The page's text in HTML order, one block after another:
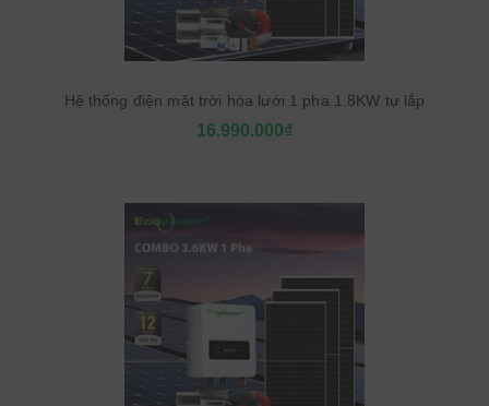
Hệ thống điện mặt trời hòa lưới 1 pha 1.8KW tự lắp
16.990.000₫